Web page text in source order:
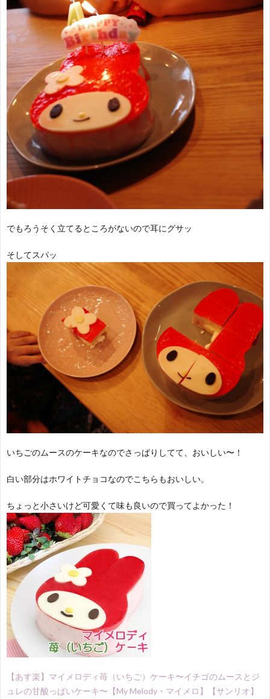
でもろうそく立てるところがないので耳にグサッ
そしてスパッ
いちごのムースのケーキなのでさっぱりしてて、おいしい〜！
白い部分はホワイトチョコなのでこちらもおいしい。
ちょっと小さいけど可愛くて味も良いので買ってよかった！
【あす楽】マイメロディ苺（いちご）ケーキ〜イチゴのムースとジ
ュレの甘酸っぱいケーキ〜【My Melody・マイメロ】【サンリオ】